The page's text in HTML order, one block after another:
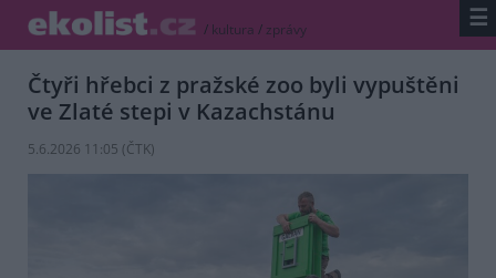
/ kultura / zprávy ☰
Čtyři hřebci z pražské zoo byli vypuštěni
ve Zlaté stepi v Kazachstánu
5.6.2026 11:05 (ČTK)